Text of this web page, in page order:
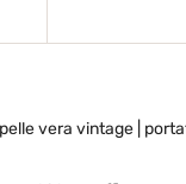
vera vintage |